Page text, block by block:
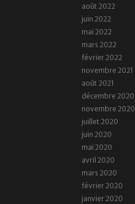
août 2022
juin 2022
mai 2022
mars 2022
février 2022
novembre 2021
août 2021
décembre 2020
novembre 2020
juillet 2020
juin 2020
mai 2020
avril 2020
mars 2020
février 2020
janvier 2020